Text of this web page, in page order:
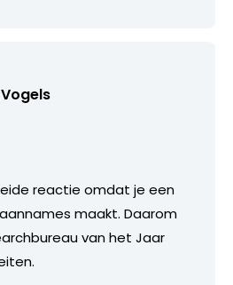
reactie omdat je een
maakt. Daarom
van het Jaar